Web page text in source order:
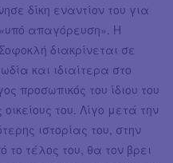
δίκη εναντίον του για
απαγόρευση». Η
διακρίνεται σε
και ιδιαίτερα στο
προσωπικός του ίδιου του
του. Λίγο μετά την
ιστορίας του, στην
τέλος του, θα τον βρει